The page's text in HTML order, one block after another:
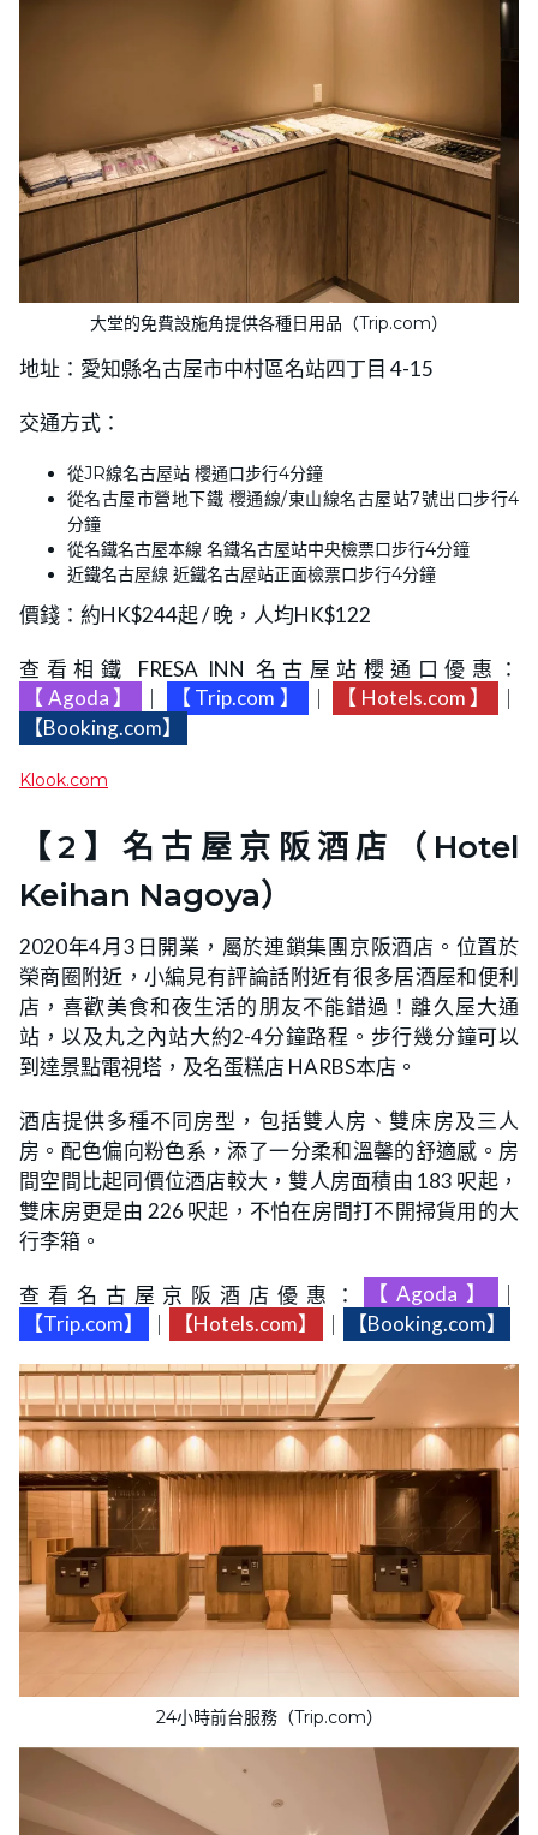
大堂的免費設施角提供各種日用品（Trip.com）
地址：愛知縣名古屋市中村區名站四丁目 4-15
交通方式：
從JR線名古屋站 櫻通口步行4分鐘
從名古屋市營地下鐵 櫻通線/東山線名古屋站7號出口步行4
分鐘
從名鐵名古屋本線 名鐵名古屋站中央檢票口步行4分鐘
近鐵名古屋線 近鐵名古屋站正面檢票口步行4分鐘
價錢：約HK$244起 / 晚，人均HK$122
查看相鐵 FRESA INN 名古屋站櫻通口優惠：
【Agoda】
【Trip.com】 【Hotels.com】
【Booking.com】
Klook.com
【2】名古屋京阪酒店（Hotel
Keihan Nagoya）
2020年4月3日開業，屬於連鎖集團京阪酒店。位置於
榮商圈附近，小編見有評論話附近有很多居酒屋和便利
店，喜歡美食和夜生活的朋友不能錯過！離久屋大通
站，以及丸之內站大約2-4分鐘路程。步行幾分鐘可以
到達景點電視塔，及名蛋糕店 HARBS本店。
酒店提供多種不同房型，包括雙人房、雙床房及三人
房。配色偏向粉色系，添了一分柔和溫馨的舒適感。房
間空間比起同價位酒店較大，雙人房面積由 183 呎起，
雙床房更是由 226 呎起，不怕在房間打不開掃貨用的大
行李箱。
查看名古屋京阪酒店優惠： 【Agoda】
【Trip.com】
【Hotels.com】 【Booking.com】
24小時前台服務（Trip.com）